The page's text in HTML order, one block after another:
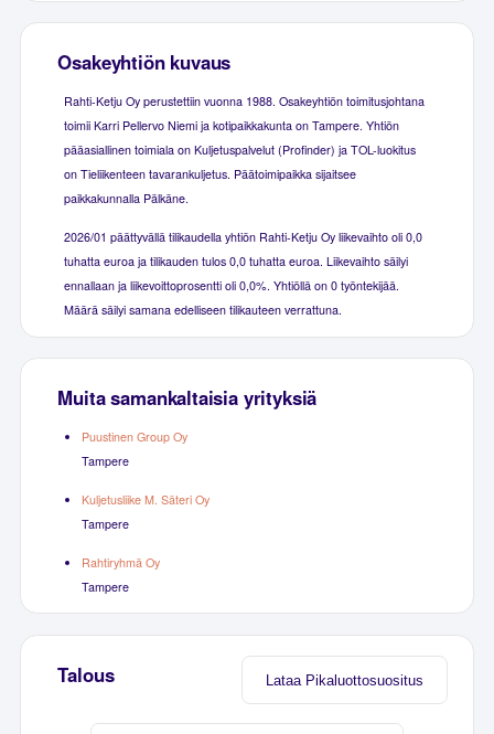
Osakeyhtiön kuvaus
Rahti-Ketju Oy perustettiin vuonna 1988. Osakeyhtiön toimitusjohtana
toimii Karri Pellervo Niemi ja kotipaikkakunta on Tampere. Yhtiön
pääasiallinen toimiala on Kuljetuspalvelut (Profinder) ja TOL-luokitus
on Tieliikenteen tavarankuljetus. Päätoimipaikka sijaitsee
paikkakunnalla Pälkäne.
2026/01 päättyvällä tilikaudella yhtiön Rahti-Ketju Oy liikevaihto oli 0,0
tuhatta euroa ja tilikauden tulos 0,0 tuhatta euroa. Liikevaihto säilyi
ennallaan ja liikevoittoprosentti oli 0,0%. Yhtiöllä on 0 työntekijää.
Määrä säilyi samana edelliseen tilikauteen verrattuna.
Muita samankaltaisia yrityksiä
Puustinen Group Oy
Tampere
Kuljetusliike M. Säteri Oy
Tampere
Rahtiryhmä Oy
Tampere
Lataa Pikaluottosuositus
Talous